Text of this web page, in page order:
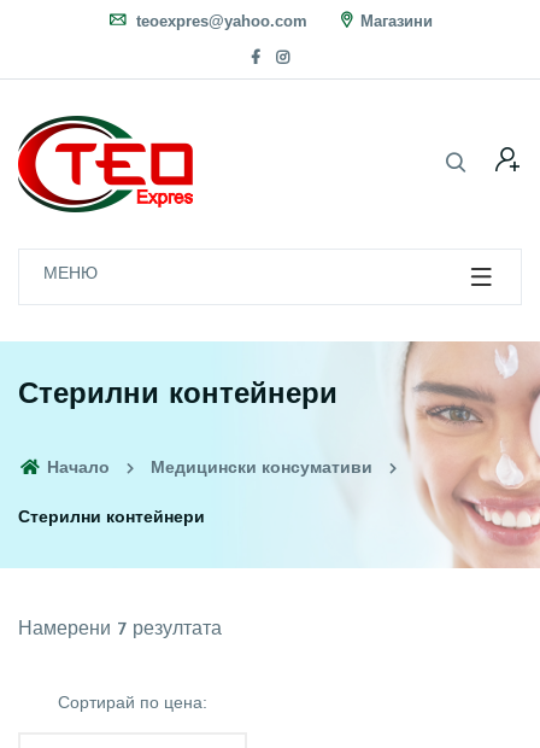
teoexpres@yahoo.com Магазини
МЕНЮ
Стерилни контейнери
Начало Медицински консумативи
Стерилни контейнери
Намерени 7 резултата
Сортирай по цена: